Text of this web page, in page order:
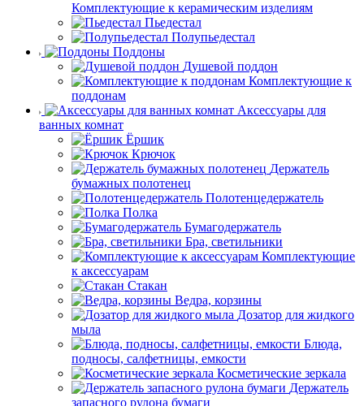
Комплектующие к керамическим изделиям
Пьедестал
Полупьедестал
Поддоны
Душевой поддон
Комплектующие к
поддонам
Аксессуары для
ванных комнат
Ёршик
Крючок
Держатель
бумажных полотенец
Полотенцедержатель
Полка
Бумагодержатель
Бра, светильники
Комплектующие
к аксессуарам
Стакан
Ведра, корзины
Дозатор для жидкого
мыла
Блюда,
подносы, салфетницы, емкости
Косметические зеркала
Держатель
запасного рулона бумаги